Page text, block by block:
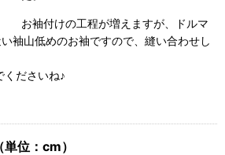
お袖付けの工程が増えますが、ドルマ
袖山低めのお袖ですので、縫い合わせし
くださいね♪
位：cm）